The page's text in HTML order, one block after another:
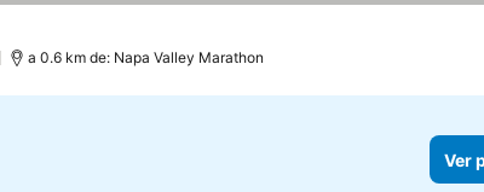
a 0.6 km de: Napa Valley Marathon
Ver